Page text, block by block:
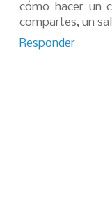
cómo hacer un
compartes, un
Responder